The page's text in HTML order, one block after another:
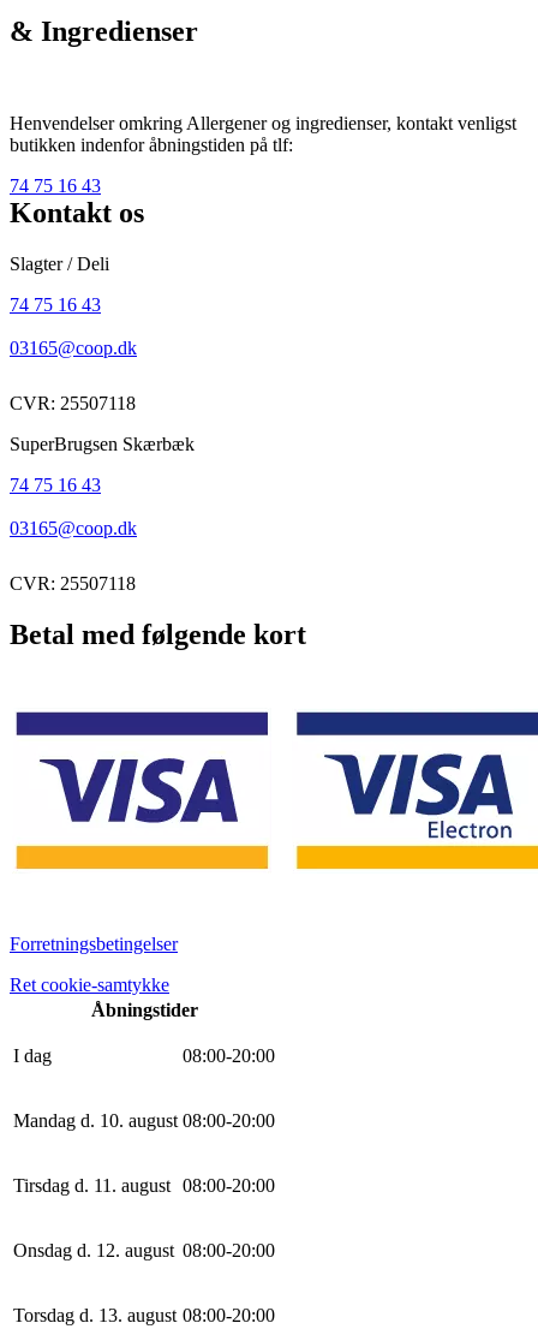
& Ingredienser
Henvendelser omkring Allergener og ingredienser, kontakt venligst
butikken indenfor åbningstiden på tlf:
74 75 16 43
Kontakt os
Slagter / Deli
74 75 16 43
03165@coop.dk
CVR: 25507118
SuperBrugsen Skærbæk
74 75 16 43
03165@coop.dk
CVR: 25507118
Betal med følgende kort
Forretningsbetingelser
Ret cookie-samtykke
Åbningstider
I dag 08:00-20:00
Mandag d. 10. august 08:00-20:00
Tirsdag d. 11. august 08:00-20:00
Onsdag d. 12. august 08:00-20:00
Torsdag d. 13. august 08:00-20:00